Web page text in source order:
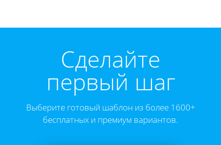
Cделайте
первый шаг
Выберите готовый шаблон из более 1600+
бесплатных и премиум вариантов.